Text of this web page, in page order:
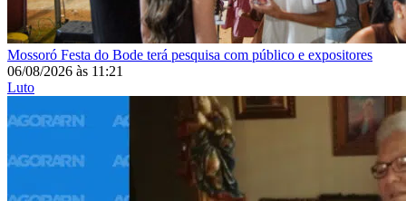
Mossoró Festa do Bode terá pesquisa com público e expositores
06/08/2026 às 11:21
Luto